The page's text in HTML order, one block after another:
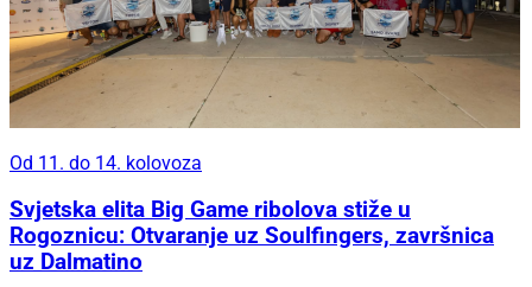
Od 11. do 14. kolovoza
Svjetska elita Big Game ribolova stiže u
Rogoznicu: Otvaranje uz Soulfingers, završnica
uz Dalmatino